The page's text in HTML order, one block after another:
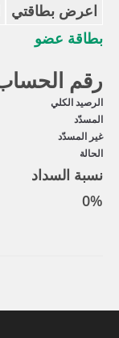
اعرض بطاقتي
بطاقة عضو
رقم
الرصيد الكلي
المسدّد
غير المسدّد
الحالة
نسبة السداد
0%